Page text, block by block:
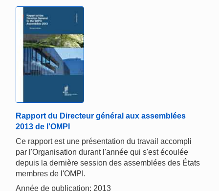
Rapport du Directeur général aux assemblées
2013 de l'OMPI
Ce rapport est une présentation du travail accompli
par l'Organisation durant l'année qui s'est écoulée
depuis la dernière session des assemblées des États
membres de l'OMPI.
Année de publication: 2013